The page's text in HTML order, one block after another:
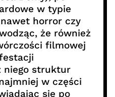
w typie
horror czy
że również
filmowej
niego struktur
w części
się po